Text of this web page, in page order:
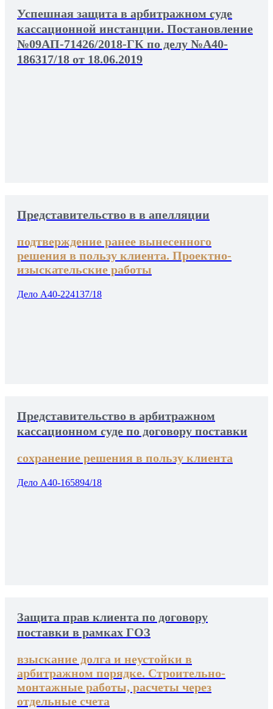
Успешная защита в арбитражном суде
кассационной инстанции. Постановление
№09АП-71426/2018-ГК по делу №А40-
186317/18 от 18.06.2019
Представительство в в апелляции
подтверждение ранее вынесенного
решения в пользу клиента. Проектно-
изыскательские работы
Дело А40-224137/18
Представительство в арбитражном
кассационном суде по договору поставки
сохранение решения в пользу клиента
Дело А40-165894/18
Защита прав клиента по договору
поставки в рамках ГОЗ
взыскание долга и неустойки в
арбитражном порядке. Строительно-
монтажные работы, расчеты через
отдельные счета